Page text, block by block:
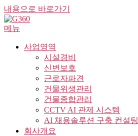
내용으로 바로가기
메뉴
사업영역
시설경비
신변보호
근로자파견
건물위생관리
건물종합관리
CCTV AI 관제 시스템
AI 채용솔루션 구축 컨설팅 ​
회사개요